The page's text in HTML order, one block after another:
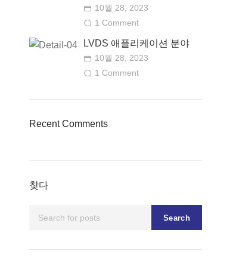
10월 28, 2023
1 Comment
LVDS 애플리케이션 분야
10월 28, 2023
1 Comment
Recent Comments
찾다
Search